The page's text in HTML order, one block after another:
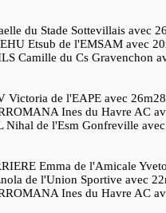
du Stade Sottevillais avec
Etsub de l'EMSAM avec
Camille du Cs Gravenchon
Victoria de l'EAPE avec
Ines du Havre AC
Nihal de l'Esm Gonfreville
Emma de l'Amicale
de l'Union Sportive avec
Ines du Havre AC